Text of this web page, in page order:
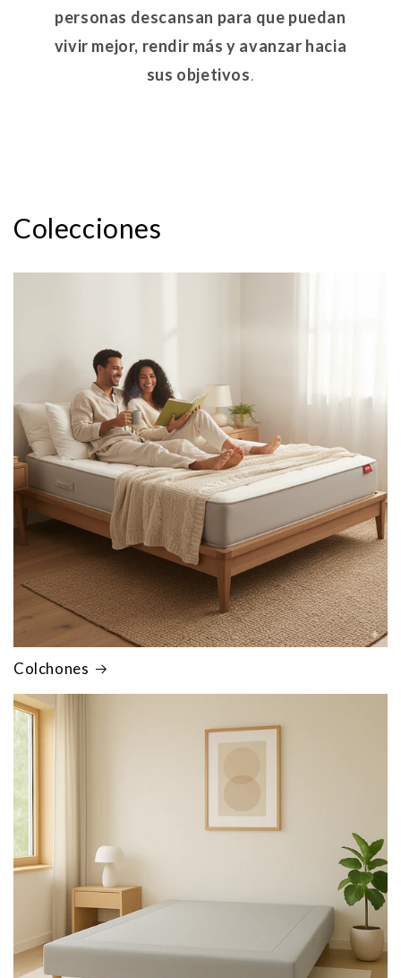
personas descansan para que puedan
vivir mejor, rendir más y avanzar hacia
sus objetivos.
Colecciones
Colchones